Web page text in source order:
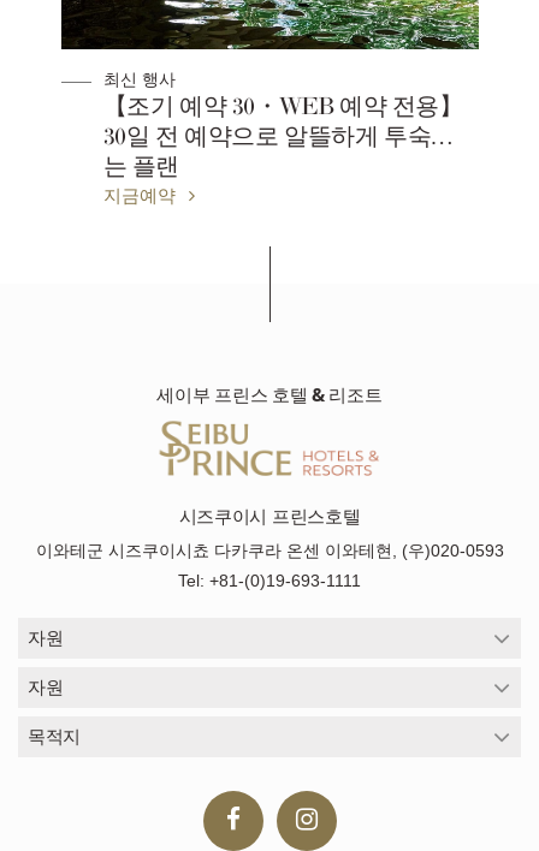
최신 행사
【조기 예약 30・WEB 예약 전용】
30일 전 예약으로 알뜰하게 투숙하
는 플랜
지금예약
세이부 프린스 호텔 & 리조트
시즈쿠이시 프린스호텔
이와테군 시즈쿠이시쵸 다카쿠라 온센 이와테현, (우)020-0593
Tel: +81-(0)19-693-1111
자원
자원
목적지